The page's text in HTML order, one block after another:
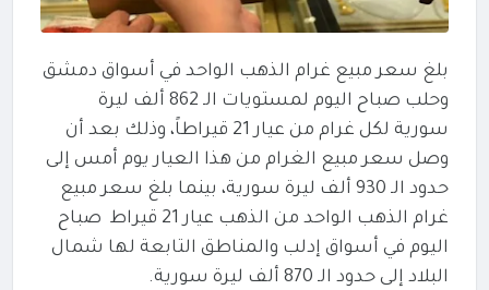
بلغ سعر مبيع غرام الذهب الواحد في أسواق دمشق
وحلب صباح اليوم لمستويات الـ 862 ألف ليرة
سورية لكل غرام من عيار 21 قيراطاً، وذلك بعد أن
وصل سعر مبيع الغرام من هذا العيار يوم أمس إلى
حدود الـ 930 ألف ليرة سورية،
بينما بلغ سعر مبيع
غرام الذهب الواحد من الذهب عيار 21 قيراط صباح
اليوم في أسواق إدلب والمناطق التابعة لها شمال
البلاد إلى حدود الـ 870 ألف ليرة سورية.